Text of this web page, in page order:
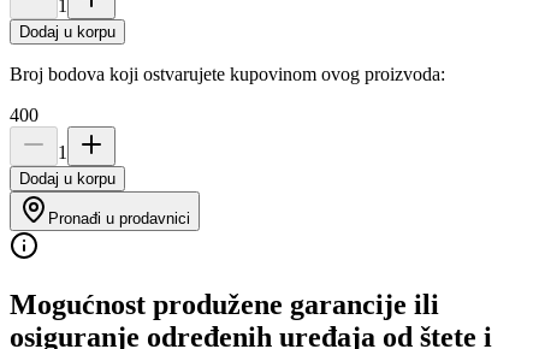
1
Dodaj u korpu
Broj bodova koji ostvarujete kupovinom ovog proizvoda:
400
1
Dodaj u korpu
Pronađi u prodavnici
Mogućnost produžene garancije ili
osiguranje određenih uređaja od štete i